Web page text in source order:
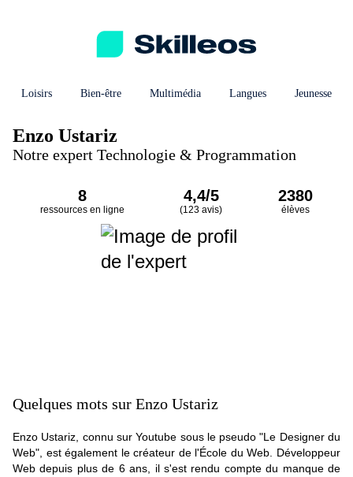
Loisirs Bien-être Multimédia Langues Jeunesse
Enzo Ustariz
Notre expert Technologie & Programmation
8
ressources en ligne
4,4/5
(123 avis)
2380
élèves
Quelques mots sur Enzo Ustariz
Enzo Ustariz, connu sur Youtube sous le pseudo "Le Designer du
Web", est également le créateur de l'École du Web. Développeur
Web depuis plus de 6 ans, il s'est rendu compte du manque de